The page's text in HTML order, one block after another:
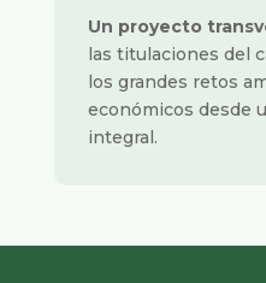
Un proyecto
las titulaciones del
los grandes retos
económicos desde
integral.